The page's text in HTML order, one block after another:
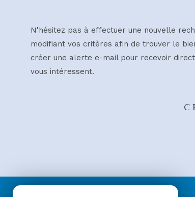
N'hésitez pas à effectuer une nouvelle
modifiant vos critères afin de trouver le
créer une alerte e-mail pour recevoir
vous intéressent.